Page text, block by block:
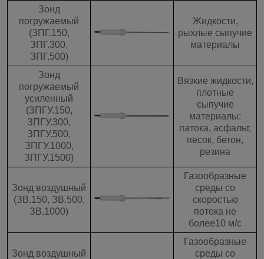
Зонд
погружаемый
(ЗПГ.150,
ЗПГ.300,
ЗПГ.500)
Жидкости,
рыхлые сыпучие
материалы
Зонд
погружаемый
усиленный
(ЗПГУ.150,
ЗПГУ.300,
ЗПГУ.500,
ЗПГУ.1000,
ЗПГУ.1500)
Вязкие жидкости,
плотные
сыпучие
материалы:
патока, асфальт,
песок, бетон,
резина
Зонд воздушный
(ЗВ.150, ЗВ.500,
ЗВ.1000)
Газообразные
среды со
скоростью
потока не
более10 м/с
Зонд воздушный
Газообразные
среды со